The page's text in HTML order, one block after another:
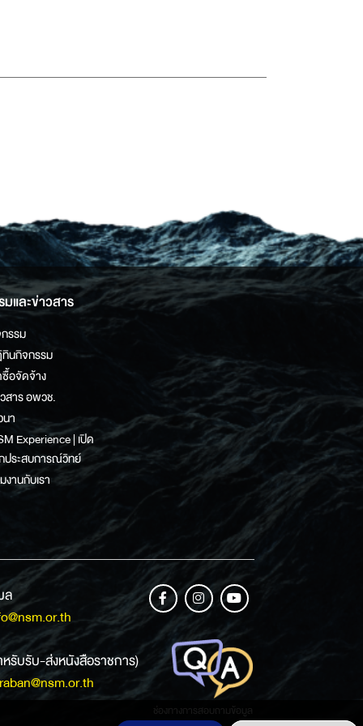
และข่าวสาร
รรม
นกิจกรรม
อจัดจ้าง
สาร อพวช.
นา
Experience | เปิด
ประสบการณ์วิทย์
งานกับเรา
ล
หรับรับ-ส่งหนังสือราชการ)
ช่องทางการสอบถามข้อมูล